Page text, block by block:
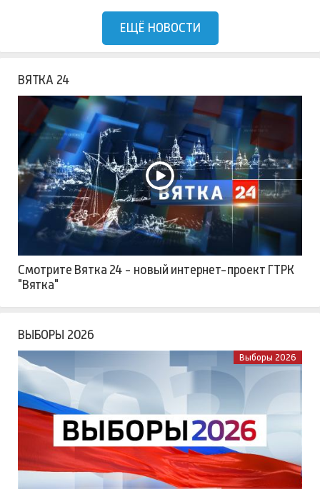
ЕЩЁ НОВОСТИ
ВЯТКА 24
Смотрите Вятка 24 - новый интернет-проект ГТРК
"Вятка"
ВЫБОРЫ 2026
Выборы 2026